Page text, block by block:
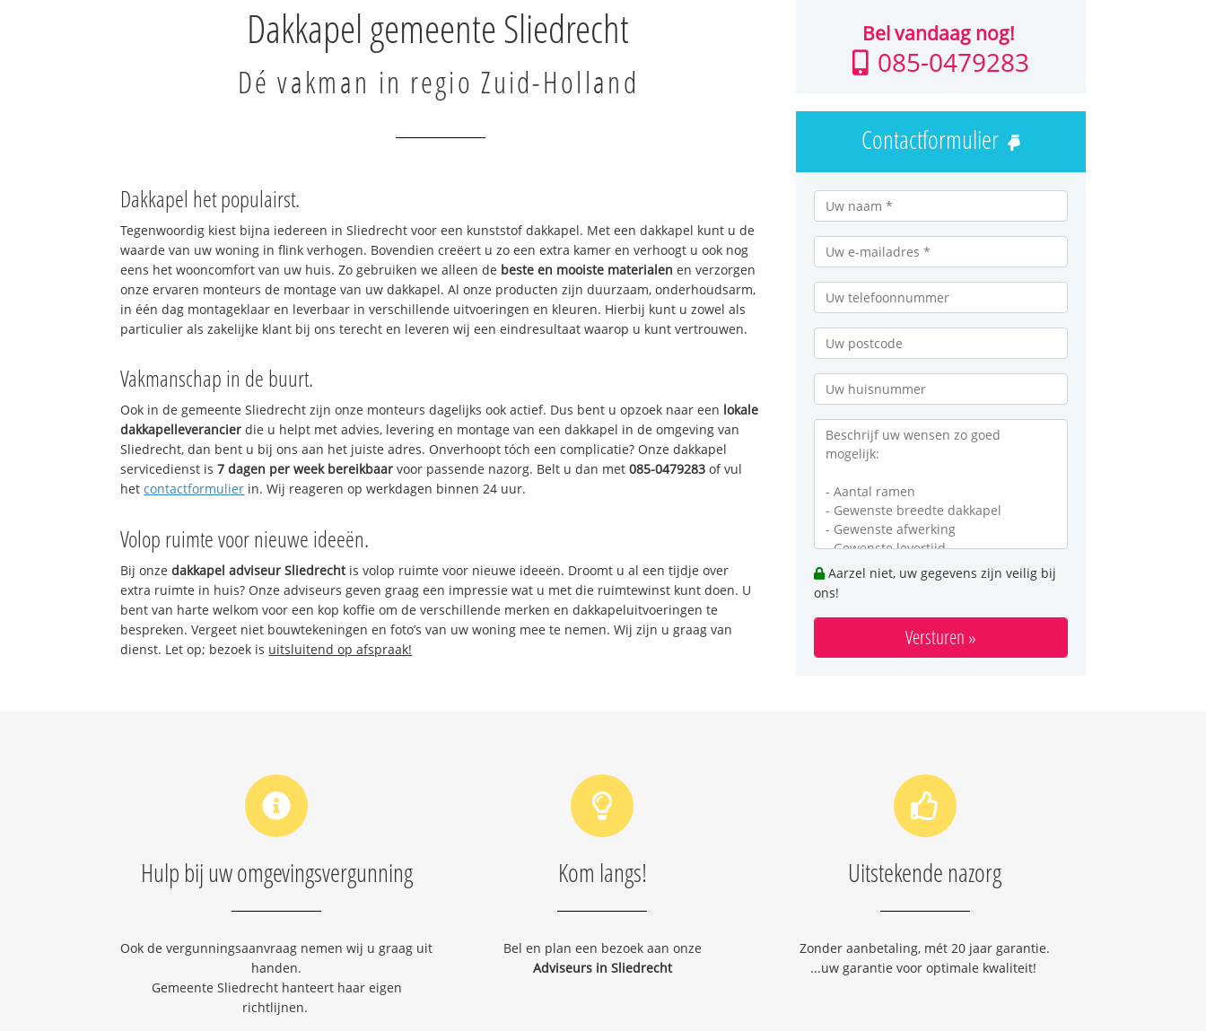
Dakkapel gemeente Sliedrecht
Dé vakman in regio Zuid-Holland
Dakkapel het populairst.
Tegenwoordig kiest bijna iedereen in Sliedrecht voor een kunststof dakkapel. Met een dakkapel kunt u de
waarde van uw woning in flink verhogen. Bovendien creëert u zo een extra kamer en verhoogt u ook nog
eens het wooncomfort van uw huis. Zo gebruiken we alleen de beste en mooiste materialen en verzorgen
onze ervaren monteurs de montage van uw dakkapel. Al onze producten zijn duurzaam, onderhoudsarm,
in één dag montageklaar en leverbaar in verschillende uitvoeringen en kleuren. Hierbij kunt u zowel als
particulier als zakelijke klant bij ons terecht en leveren wij een eindresultaat waarop u kunt vertrouwen.
Vakmanschap in de buurt.
Ook in de gemeente Sliedrecht zijn onze monteurs dagelijks ook actief. Dus bent u opzoek naar een lokale
dakkapelleverancier die u helpt met advies, levering en montage van een dakkapel in de omgeving van
Sliedrecht, dan bent u bij ons aan het juiste adres. Onverhoopt tóch een complicatie? Onze dakkapel
servicedienst is7 dagen per week bereikbaar voor passende nazorg. Belt u dan met085-0479283 of vul
hetcontactformulier in. Wij reageren op werkdagen binnen 24 uur.
Volop ruimte voor nieuwe ideeën.
Bij onzedakkapel adviseur Sliedrechtis volop ruimte voor nieuwe ideeën. Droomt u al een tijdje over
extra ruimte in huis? Onze adviseurs geven graag een impressie wat u met die ruimtewinst kunt doen. U
bent van harte welkom voor een kop koffie om de verschillende merken en dakkapeluitvoeringen te
bespreken. Vergeet niet bouwtekeningen en foto’s van uw woning mee te nemen. Wij zijn u graag van
dienst. Let op; bezoek is uitsluitend op afspraak!
Bel vandaag nog!
085-0479283
Contactformulier
Aarzel niet, uw gegevens zijn veilig bij
ons!
Hulp bij uw omgevingsvergunning
Ook de vergunningsaanvraag nemen wij u graag uit
handen.
Gemeente Sliedrecht hanteert haar eigen
richtlijnen.
Kom langs!
Bel en plan een bezoek aan onze
Adviseurs in Sliedrecht
Uitstekende nazorg
Zonder aanbetaling, mét 20 jaar garantie.
...uw garantie voor optimale kwaliteit!